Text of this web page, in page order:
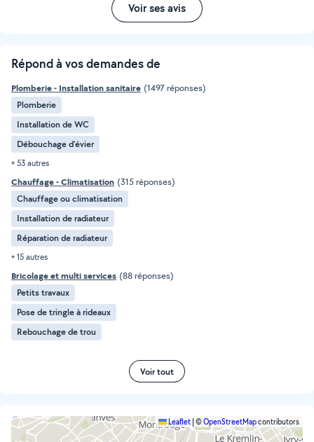
Voir ses avis
Répond à vos demandes de
Plomberie - Installation sanitaire (1497 réponses)
Plomberie
Installation de WC
Débouchage d'évier
+ 53 autres
Chauffage - Climatisation (315 réponses)
Chauffage ou climatisation
Installation de radiateur
Réparation de radiateur
+ 15 autres
Bricolage et multi services (88 réponses)
Petits travaux
Pose de tringle à rideaux
Rebouchage de trou
Voir tout
Leaflet ©OpenStreetMapcontributors